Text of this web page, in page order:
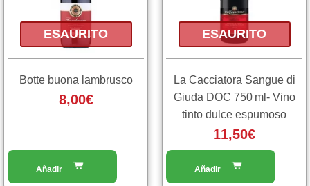
ESAURITO
Botte buona lambrusco
8,00€
ESAURITO
La Cacciatora Sangue di
Giuda DOC 750 ml- Vino
tinto dulce espumoso
11,50€